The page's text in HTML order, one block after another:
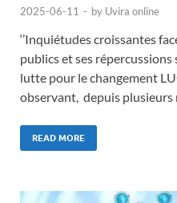
2025-06-11 - by Uvira online
‘’Inquiétudes croissantes
publics et ses répercussions
lutte pour le changement
observant, depuis plusieurs
READ MORE